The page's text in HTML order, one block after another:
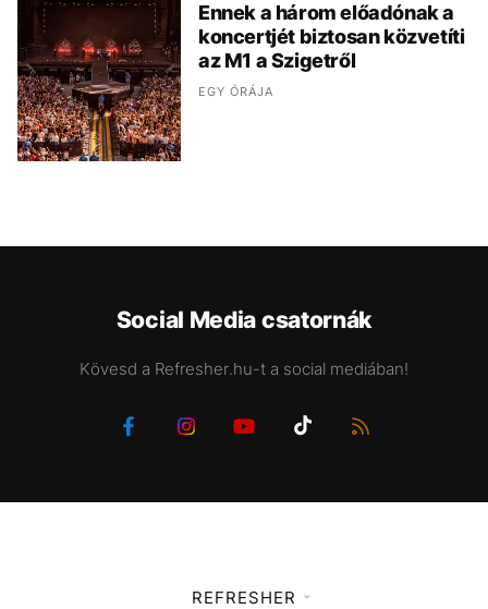
Ennek a három előadónak a
koncertjét biztosan közvetíti
az M1 a Szigetről
EGY ÓRÁJA
Social Media csatornák
Kövesd a Refresher.hu-t a social mediában!
REFRESHER